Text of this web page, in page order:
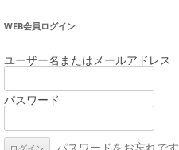
WEB会員ログイン
ユーザー名またはメールアドレス
パスワード